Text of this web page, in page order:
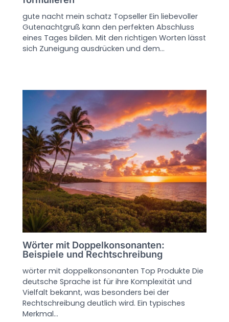
gute nacht mein schatz Topseller Ein liebevoller
Gutenachtgruß kann den perfekten Abschluss
eines Tages bilden. Mit den richtigen Worten lässt
sich Zuneigung ausdrücken und dem…
Wörter mit Doppelkonsonanten:
Beispiele und Rechtschreibung
wörter mit doppelkonsonanten Top Produkte Die
deutsche Sprache ist für ihre Komplexität und
Vielfalt bekannt, was besonders bei der
Rechtschreibung deutlich wird. Ein typisches
Merkmal…